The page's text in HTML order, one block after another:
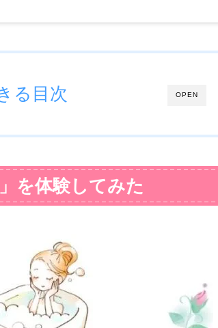
OPEN
る目次
を体験してみた